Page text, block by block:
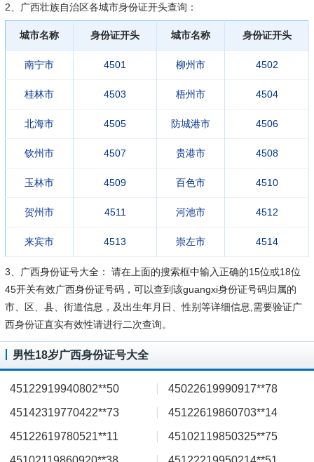
2、广西壮族自治区各城市身份证开头查询：
城市名称 身份证开头 城市名称 身份证开头
南宁市 4501 柳州市 4502
桂林市 4503 梧州市 4504
北海市 4505 防城港市 4506
钦州市 4507 贵港市 4508
玉林市 4509 百色市 4510
贺州市 4511 河池市 4512
来宾市 4513 崇左市 4514
3、广西身份证号大全：
请在上面的搜索框中输入正确的15位或18位
45开关有效广西身份证号码，可以查到该guangxi身份证号码归属的
市、区、县、街道信息，及出生年月日、性别等详细信息,需要验证广
西身份证直实有效性请进行二次查询。
男性18岁广西身份证号大全
45122919940802**50
45022619990917**78
45142319770422**73
45122619860703**14
45122619780521**11
45102119850325**75